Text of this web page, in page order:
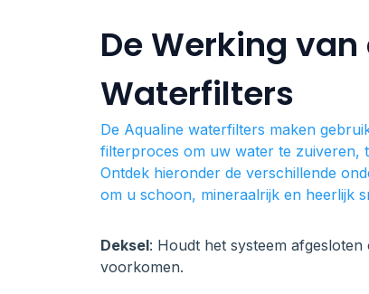
De Werking
Waterfilters
De Aqualine waterfilters maken
filterproces om uw water te zuiveren,
Ontdek hieronder de verschillende
om u schoon, mineraalrijk en heerlijk
Deksel: Houdt het systeem
voorkomen.